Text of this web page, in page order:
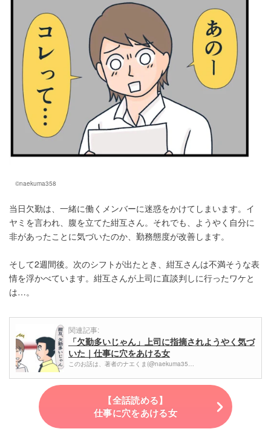
©naekuma358
当日欠勤は、一緒に働くメンバーに迷惑をかけてしまいます。イ
ヤミを言われ、腹を立てた紺互さん。それでも、ようやく自分に
非があったことに気づいたのか、勤務態度が改善します。
そして2週間後。次のシフトが出たとき、紺互さんは不満そうな表
情を浮かべています。紺互さんが上司に直談判しに行ったワケと
は…。
関連記事:
「欠勤多いじゃん」上司に指摘されようやく気づ
いた｜仕事に穴をあける女
このお話は、著者のナエくま(@naekuma35…
【全話読める】
仕事に穴をあける女